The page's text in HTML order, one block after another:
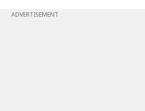
ADVERTISEMENT